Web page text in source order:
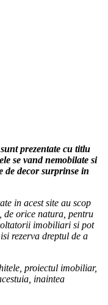
prezentate cu titlu
se vand nemobilate si
de decor surprinse in
in acest site au scop
orice natura, pentru
imobiliari si pot
rezerva dreptul de a
proiectul imobiliar,
inaintea